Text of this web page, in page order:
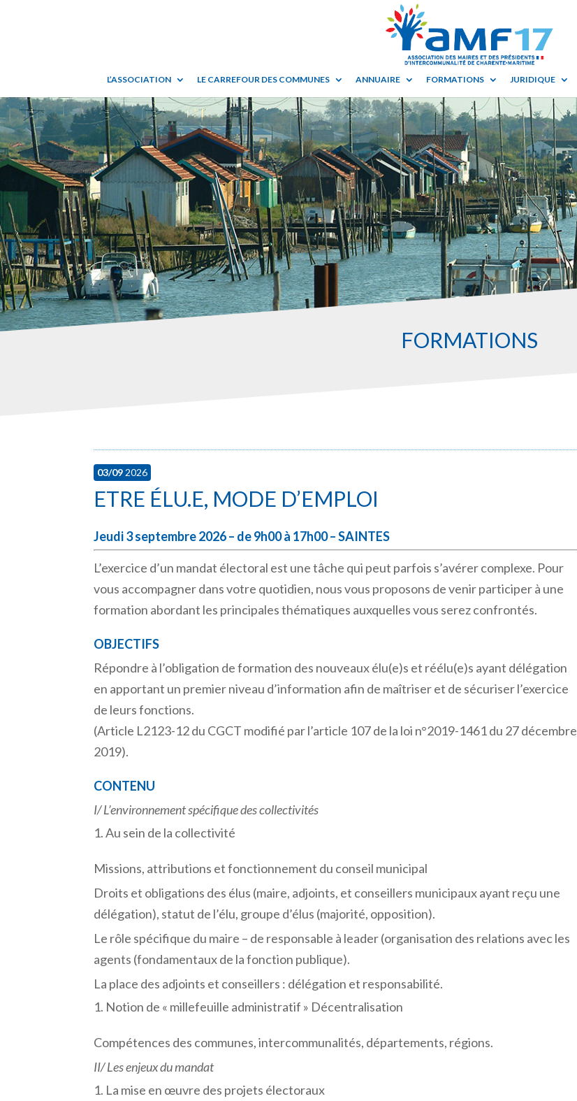
L’ASSOCIATION LE CARREFOUR DES COMMUNES ANNUAIRE FORMATIONS JURIDIQUE
FORMATIONS
03/09 2026
ETRE ÉLU.E, MODE D’EMPLOI
Jeudi 3 septembre 2026 – de 9h00 à 17h00 – SAINTES
L’exercice d’un mandat électoral est une tâche qui peut parfois s’avérer complexe. Pour
vous accompagner dans votre quotidien, nous vous proposons de venir participer à une
formation abordant les principales thématiques auxquelles vous serez confrontés.
OBJECTIFS
Répondre à l’obligation de formation des nouveaux élu(e)s et réélu(e)s ayant délégation
en apportant un premier niveau d’information afin de maîtriser et de sécuriser l’exercice
de leurs fonctions.
(Article L2123-12 du CGCT modifié par l’article 107 de la loi n°2019-1461 du 27 décembre
2019).
CONTENU
I/L’environnementspécifiquedescollectivités
Au sein de la collectivité
Missions, attributions et fonctionnement du conseil municipal
Droits et obligations des élus (maire, adjoints, et conseillers municipaux ayant reçu une
délégation), statut de l’élu, groupe d’élus (majorité, opposition).
Le rôle spécifique du maire – de responsable à leader (organisation des relations avec les
agents (fondamentaux de la fonction publique).
La place des adjoints et conseillers : délégation et responsabilité.
Notion de « millefeuille administratif » Décentralisation
Compétences des communes, intercommunalités, départements, régions.
II/ Les enjeux du mandat
La mise en œuvre des projets électoraux